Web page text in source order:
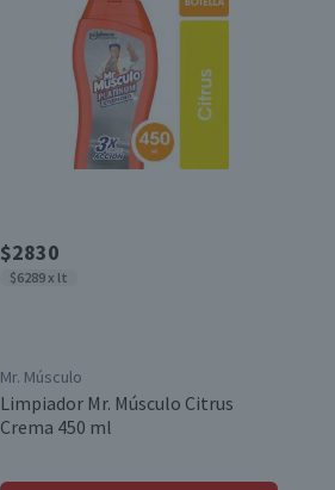
$2830
$6289 x lt
Mr. Músculo
Limpiador Mr. Músculo Citrus
Crema 450 ml